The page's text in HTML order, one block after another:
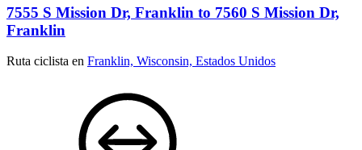
7555 S Mission Dr, Franklin to 7560 S Mission Dr,
Franklin
Ruta ciclista en Franklin, Wisconsin, Estados Unidos